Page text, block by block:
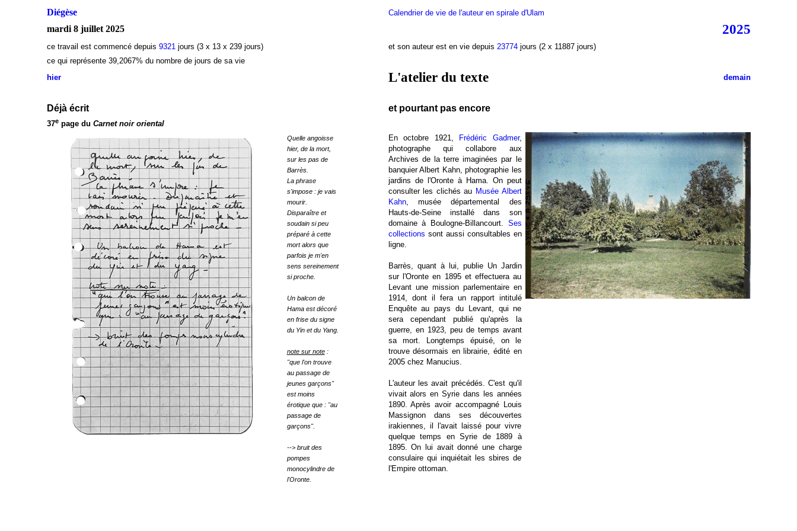
Diégèse Calendrier de vie de l'auteur en spirale d'Ulam
mardi 8 juillet 2025 2025
ce travail est commencé depuis 9321jours (3 x 13 x 239 jours) et son auteur est en vie depuis 23774jours (2 x 11887 jours)
ce qui représente 39,2067% du nombre de jours de sa vie
hier
L'atelier du texte demain
Déjà écrit et pourtant pas encore
37epage du Carnet noir oriental
Quelle angoisse
hier, de la mort,
sur les pas de
Barrès.
La phrase
s'impose : je vais
mourir.
Disparaître et
soudain si peu
préparé à cette
mort alors que
parfois je m'en
sens sereinement
si proche.
Un balcon de
Hama est décoré
en frise du signe
du Yin et du Yang.
note sur note:
"que l'on trouve
au passage de
jeunes garçons"
est moins
érotique que : "au
passage de
garçons".
--> bruit des
pompes
monocylindre de
l'Oronte.
En octobre 1921, Frédéric Gadmer,
photographe qui collabore aux
Archives de la terre imaginées par le
banquier Albert Kahn, photographie les
jardins de l'Oronte à Hama. On peut
consulter les clichés au Musée Albert
Kahn, musée départemental des
Hauts-de-Seine installé dans son
domaine à Boulogne-Billancourt. Ses
collections sont aussi consultables en
ligne.
Barrès, quant à lui, publie Un Jardin
sur l'Oronte en 1895 et effectuera au
Levant une mission parlementaire en
1914, dont il fera un rapport intitulé
Enquête au pays du Levant, qui ne
sera cependant publié qu'après la
guerre, en 1923, peu de temps avant
sa mort. Longtemps épuisé, on le
trouve désormais en librairie, édité en
2005 chez Manucius.
L'auteur les avait précédés. C'est qu'il
vivait alors en Syrie dans les années
1890. Après avoir accompagné Louis
Massignon dans ses découvertes
irakiennes, il l'avait laissé pour vivre
quelque temps en Syrie de 1889 à
1895. On lui avait donné une charge
consulaire qui inquiétait les sbires de
l'Empire ottoman.